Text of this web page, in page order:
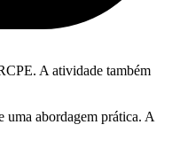
A atividade também
uma abordagem prática. A